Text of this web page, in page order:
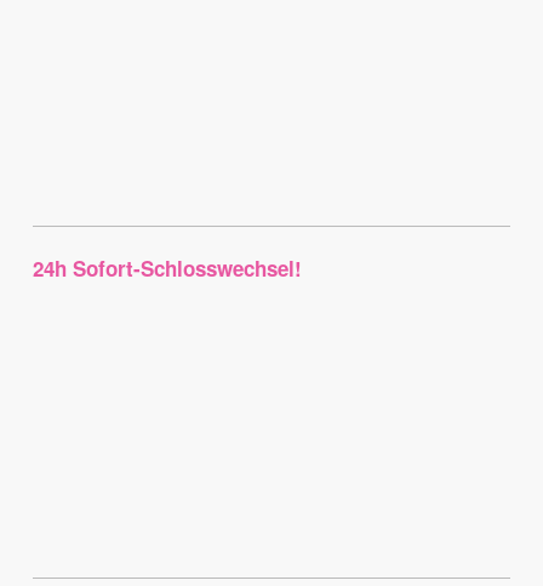
24h Sofort-Schlosswechsel!